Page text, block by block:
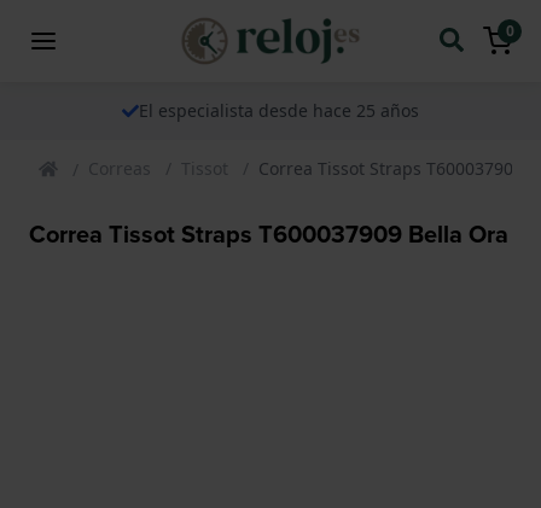
0
El especialista desde hace 25 años
Correas Tissot Correa Tissot Straps T600037909
Correa Tissot Straps T600037909 Bella Ora